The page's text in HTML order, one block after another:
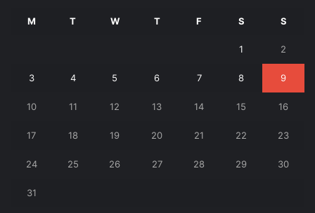
M T W T F S S
1 2
3 4 5 6 7 8 9
10 11 12 13 14 15 16
17 18 19 20 21 22 23
24 25 26 27 28 29 30
31